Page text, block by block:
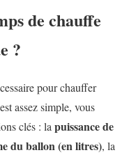
de chauffe
?
pour chauffer
assez simple, vous
clés : la puissance de
du ballon (en litres), la